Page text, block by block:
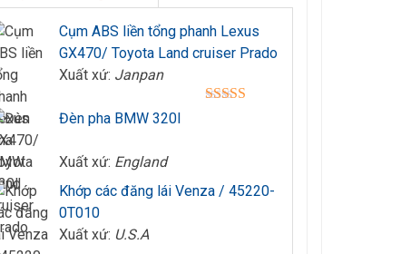
Cụm ABS liền tổng phanh Lexus
GX470/ Toyota Land cruiser Prado
Xuất xứ: Janpan
Đèn pha BMW 320I
Xuất xứ: England
Khớp các đăng lái Venza / 45220-
0T010
Xuất xứ: U.S.A